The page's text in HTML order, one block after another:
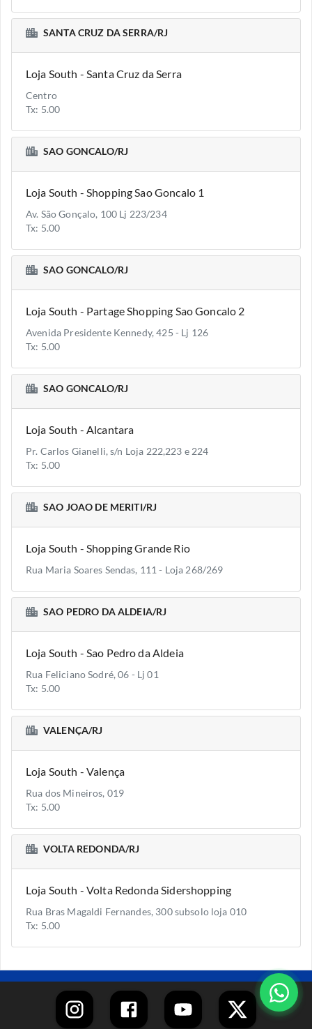
SANTA CRUZ DA SERRA/RJ
Loja South - Santa Cruz da Serra
Centro
Tx: 5.00
SAO GONCALO/RJ
Loja South - Shopping Sao Goncalo 1
Av. São Gonçalo, 100 Lj 223/234
Tx: 5.00
SAO GONCALO/RJ
Loja South - Partage Shopping Sao Goncalo 2
Avenida Presidente Kennedy, 425 - Lj 126
Tx: 5.00
SAO GONCALO/RJ
Loja South - Alcantara
Pr. Carlos Gianelli, s/n Loja 222,223 e 224
Tx: 5.00
SAO JOAO DE MERITI/RJ
Loja South - Shopping Grande Rio
Rua Maria Soares Sendas, 111 - Loja 268/269
SAO PEDRO DA ALDEIA/RJ
Loja South - Sao Pedro da Aldeia
Rua Feliciano Sodré, 06 - Lj 01
Tx: 5.00
VALENÇA/RJ
Loja South - Valença
Rua dos Mineiros, 019
Tx: 5.00
VOLTA REDONDA/RJ
Loja South - Volta Redonda Sidershopping
Rua Bras Magaldi Fernandes, 300 subsolo loja 010
Tx: 5.00